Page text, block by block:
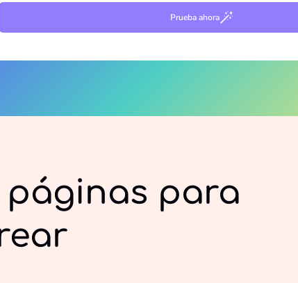
Prueba ahora
páginas para